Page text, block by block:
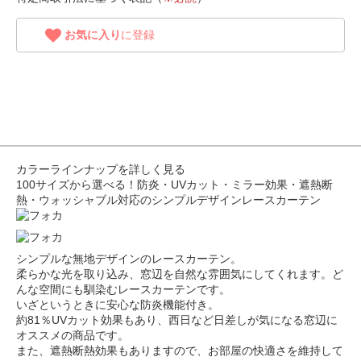
お気に入り に登録
カラーラインナップを詳しく見る
100サイズから選べる！防炎・UVカット・ミラー効果・遮熱断
熱・ウォッシャブル対応のシンプルデザインレースカーテン
シンプルな無地デザインのレースカーテン。
柔らかな光を取り込み、窓辺を自然な雰囲気にしてくれます。ど
んな空間にも馴染むレースカーテンです。
いざというときに安心な防炎機能付き。
約81％UVカット効果もあり、西日など日差しが気になる窓辺に
オススメの商品です。
また、遮熱断熱効果もありますので、お部屋の快適さを維持して